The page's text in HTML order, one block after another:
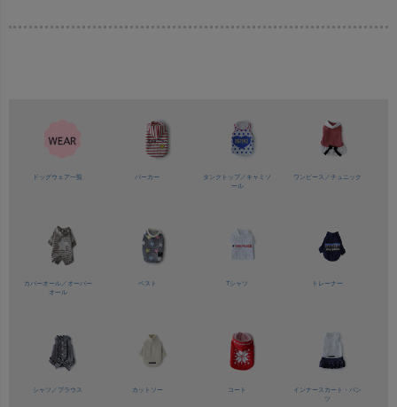
ドッグウェア一覧 パーカー タンクトップ／ キャミソ
ール
ワンピース／チュニック
カバーオール／ オーバー
オール
ベスト Tシャツ トレーナー
シャツ／ ブラウス カットソー コート
インナースカート・パン
ツ